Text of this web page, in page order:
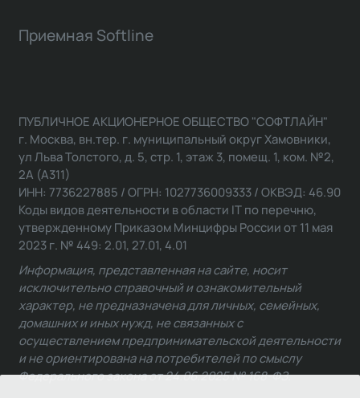
Приемная Softline
ПУБЛИЧНОЕ АКЦИОНЕРНОЕ ОБЩЕСТВО "СОФТЛАЙН"
г. Москва, вн.тер. г. муниципальный округ Хамовники,
ул Льва Толстого, д. 5, стр. 1, этаж 3, помещ. 1, ком. №2,
2А (А311)
ИНН: 7736227885 / ОГРН: 1027736009333 / ОКВЭД: 46.90
Коды видов деятельности в области IT по перечню,
утвержденному Приказом Минцифры России от 11 мая
2023 г. № 449: 2.01, 27.01, 4.01
Информация, представленная на сайте, носит
исключительно справочный и ознакомительный
характер, не предназначена для личных, семейных,
домашних и иных нужд, не связанных с
осуществлением предпринимательской деятельности
и не ориентирована на потребителей по смыслу
Федерального закона от 24.06.2025 № 168-ФЗ.